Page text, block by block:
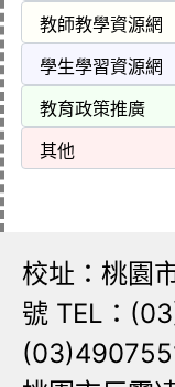
校址：桃園
號 TEL：